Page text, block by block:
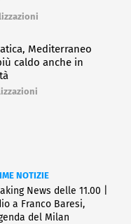
Mediterraneo
caldo anche in
NOTIZIE
News delle 11.00 |
a Franco Baresi,
del Milan